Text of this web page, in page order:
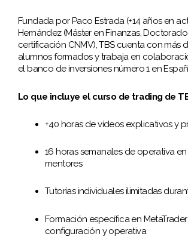
Fundada por Paco Estrada (+14 años en
Hernández (Máster en Finanzas,
certificación CNMV), TBS cuenta con más
alumnos formados y trabaja en
el banco de inversiones número 1 en
Lo que incluye el curso de trading de
+40 horas de vídeos explicativos y
16 horas semanales de operativa
mentores
Tutorías individuales ilimitadas
Formación específica en
configuración y operativa